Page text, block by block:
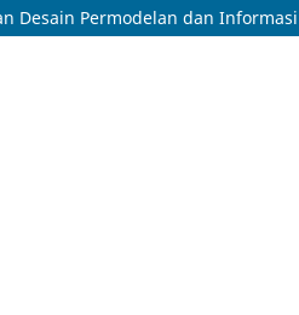
Desain Permodelan dan